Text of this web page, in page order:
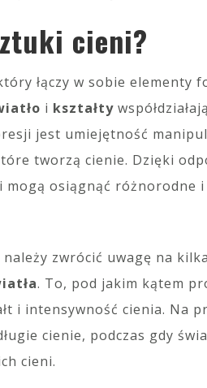
cieni?
łączy w sobie elementy
i kształty
jest umiejętność
tworzą cienie. Dzięki
osiągnąć różnorodne i
zwrócić uwagę na
. To, pod jakim kątem
i intensywność cienia. Na
cienie, podczas gdy
cieni.